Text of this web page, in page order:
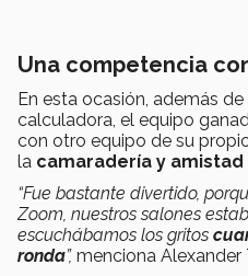
Una competencia
En esta ocasión, además
calculadora, el equipo
con otro equipo de su
la camaradería y amistad
“Fue bastante divertido,
Zoom, nuestros salones
escuchábamos los gritos
ronda”, menciona Alexander